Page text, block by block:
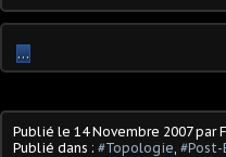
…
Publié le 14 Novembre 2007par
Publié dans : #Topologie #Post-